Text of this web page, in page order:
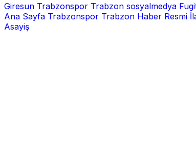
Giresun Trabzonspor Trabzon sosyalmedya
Ana Sayfa Trabzonspor Trabzon Haber Resmi
Asayiş